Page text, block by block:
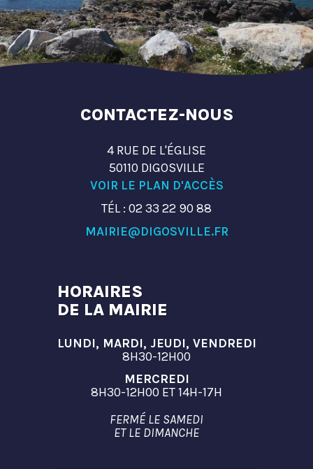
CONTACTEZ-NOUS
4 RUE DE L'ÉGLISE
50110 DIGOSVILLE
VOIR LE PLAN D'ACCÈS
TÉL : 02 33 22 90 88
MAIRIE@DIGOSVILLE.FR
HORAIRES
DE LA MAIRIE
LUNDI, MARDI, JEUDI, VENDREDI
8H30-12H00
MERCREDI
8H30-12H00 ET 14H-17H
FERMÉ LE SAMEDI
ET LE DIMANCHE